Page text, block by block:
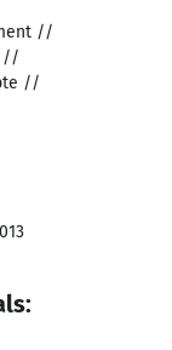
//
//
//